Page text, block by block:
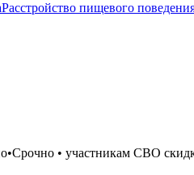
Расстройство пищевого
•Срочно • участникам СВО